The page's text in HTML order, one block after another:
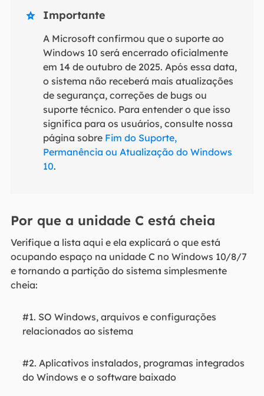
 Importante
A Microsoft confirmou que o suporte ao
Windows 10 será encerrado oficialmente
em 14 de outubro de 2025. Após essa data,
o sistema não receberá mais atualizações
de segurança, correções de bugs ou
suporte técnico. Para entender o que isso
significa para os usuários, consulte nossa
página sobre Fim do Suporte,
Permanência ou Atualização do Windows
10.
Por que a unidade C está cheia
Verifique a lista aqui e ela explicará o que está
ocupando espaço na unidade C no Windows 10/8/7
e tornando a partição do sistema simplesmente
cheia:
#1. SO Windows, arquivos e configurações
relacionados ao sistema
#2. Aplicativos instalados, programas integrados
do Windows e o software baixado